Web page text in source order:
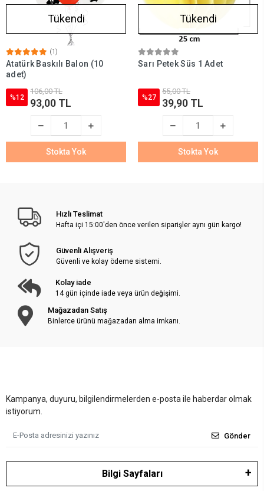
Tükendi
(1)
Atatürk Baskılı Balon (10
adet)
%12
106,00 TL
93,00 TL
Stokta Yok
Tükendi
Sarı Petek Süs 1 Adet
%27
55,00 TL
39,90 TL
Stokta Yok
Hızlı Teslimat
Hafta içi 15:00'den önce verilen siparişler aynı gün kargo!
Güvenli Alışveriş
Güvenli ve kolay ödeme sistemi.
Kolay iade
14 gün içinde iade veya ürün değişimi.
Mağazadan Satış
Binlerce ürünü mağazadan alma imkanı.
Kampanya, duyuru, bilgilendirmelerden e-posta ile haberdar olmak
istiyorum.
Gönder
Bilgi Sayfaları